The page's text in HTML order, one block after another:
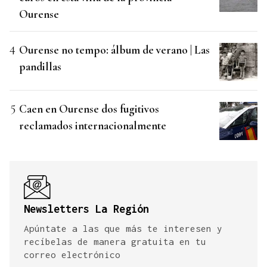
Ourense
Ourense no tempo: álbum de verano | Las
pandillas
Caen en Ourense dos fugitivos
reclamados internacionalmente
Newsletters La Región
Apúntate a las que más te interesen y
recíbelas de manera gratuita en tu
correo electrónico